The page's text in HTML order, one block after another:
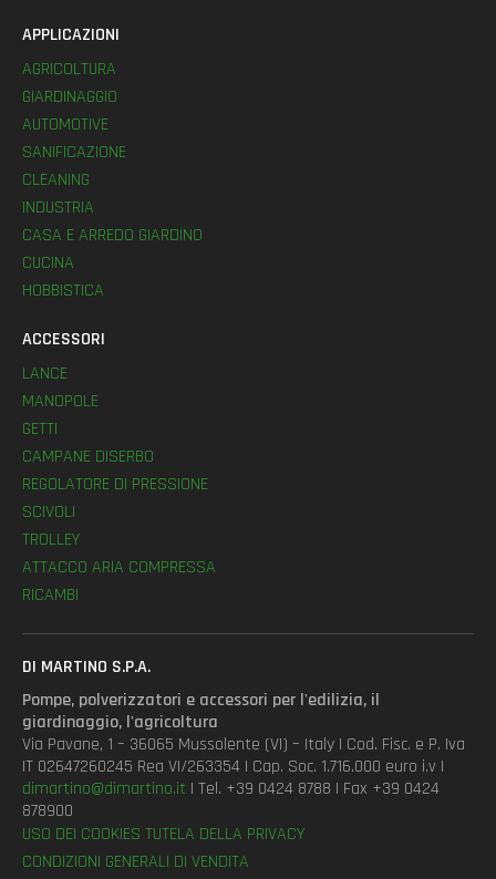
APPLICAZIONI
AGRICOLTURA
GIARDINAGGIO
AUTOMOTIVE
SANIFICAZIONE
CLEANING
INDUSTRIA
CASA E ARREDO GIARDINO
CUCINA
HOBBISTICA
ACCESSORI
LANCE
MANOPOLE
GETTI
CAMPANE DISERBO
REGOLATORE DI PRESSIONE
SCIVOLI
TROLLEY
ATTACCO ARIA COMPRESSA
RICAMBI
DI MARTINO S.P.A.
Pompe, polverizzatori e accessori per l'edilizia, il
giardinaggio, l'agricoltura
Via Pavane, 1 – 36065 Mussolente (VI) – Italy | Cod. Fisc. e P. Iva
IT 02647260245 Rea VI/263354 | Cap. Soc. 1.716.000 euro i.v |
dimartino@dimartino.it | Tel. +39 0424 8788 | Fax +39 0424
878900
USO DEI COOKIES TUTELA DELLA PRIVACY
CONDIZIONI GENERALI DI VENDITA